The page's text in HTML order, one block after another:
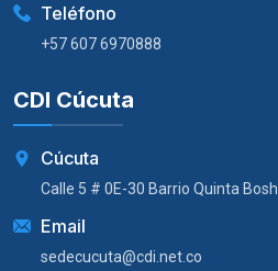
Teléfono
+57 607 6970888
CDI Cúcuta
Cúcuta
Calle 5 # 0E-30 Barrio Quinta Bosh
Email
sedecucuta@cdi.net.co